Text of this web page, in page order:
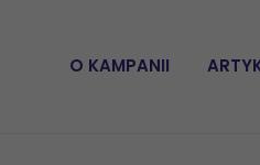
O KAMPANII